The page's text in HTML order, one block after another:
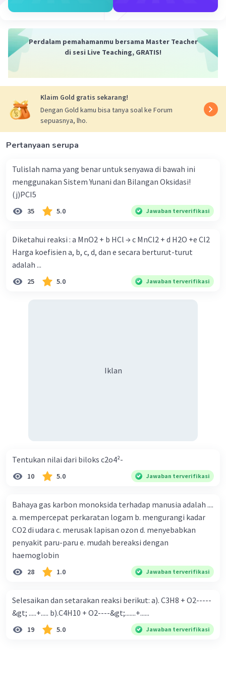
lemah) dan punya titik didih dan titik leleh yang paling
Silikon dapat membentuk struktur kristal silikon dalam
Jadi, unsur periode 3 yang merupakan molekul raksasa
adalah silikon (Si).
Perdalam pemahamanmu bersama Master Teacher
di sesi Live Teaching, GRATIS!
Klaim Gold gratis sekarang!
Dengan Gold kamu bisa tanya soal ke Forum
sepuasnya, lho.
Pertanyaan serupa
Tulislah nama yang benar untuk senyawa di bawah ini
menggunakan Sistem Yunani dan Bilangan Oksidasi!
(j)PCI5
35 5.0 Jawaban terverifikasi
Diketahui reaksi : a MnO2 + b HCl → c MnCl2 + d H2O +e Cl2
Harga koefisien a, b, c, d, dan e secara berturut-turut
adalah ...
25 5.0 Jawaban terverifikasi
Iklan
Tentukan nilai dari biloks c2o4²-
10 5.0 Jawaban terverifikasi
Bahaya gas karbon monoksida terhadap manusia adalah ....
a. mempercepat perkaratan logam b. mengurangi kadar
CO2 di udara c. merusak lapisan ozon d. menyebabkan
penyakit paru-paru e. mudah bereaksi dengan
haemoglobin
28 1.0 Jawaban terverifikasi
Selesaikan dan setarakan reaksi berikut: a). C3H8 + O2-----
&gt; .....+..... b).C4H10 + O2----&gt;.......+......
19 5.0 Jawaban terverifikasi